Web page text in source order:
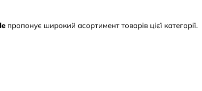
пропонує широкий асортимент товарів цієї категорії.